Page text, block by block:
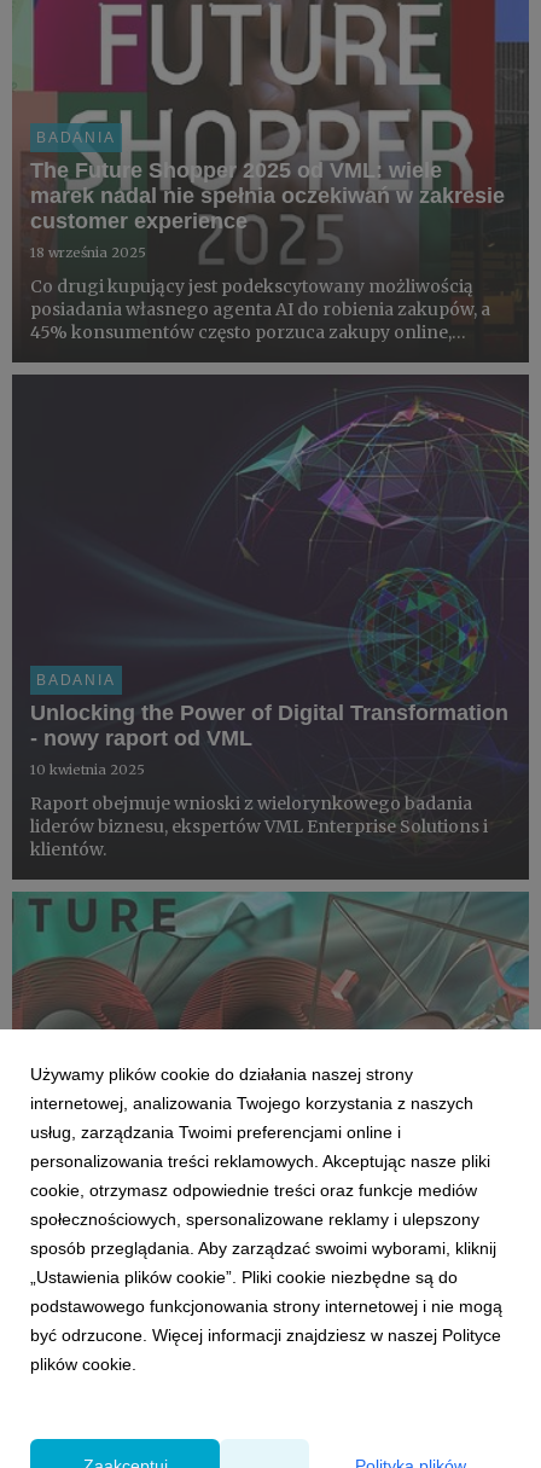
BADANIA
The Future Shopper 2025 od VML: wiele
marek nadal nie spełnia oczekiwań w zakresie
customer experience
18 września 2025
Co drugi kupujący jest podekscytowany możliwością
posiadania własnego agenta AI do robienia zakupów, a
45% konsumentów często porzuca zakupy online,
sprzedawców detalicznych nie spełniają ich oczekiwań.
BADANIA
Unlocking the Power of Digital Transformation
- nowy raport od VML
10 kwietnia 2025
Raport obejmuje wnioski z wielorynkowego badania
liderów biznesu, ekspertów VML Enterprise Solutions i
klientów.
BADANIA
VML przedstawia: raport "The Future 100"
22 stycznia 2025
Raport VML „The Future 100” przedstawia 100 trendów,
które wpłyną na biznes i kulturę w nadchodzących
latach.
Używamy plików cookie do działania naszej strony
internetowej, analizowania Twojego korzystania z naszych
usług, zarządzania Twoimi preferencjami online i
personalizowania treści reklamowych. Akceptując nasze pliki
cookie, otrzymasz odpowiednie treści oraz funkcje mediów
społecznościowych, spersonalizowane reklamy i ulepszony
sposób przeglądania. Aby zarządzać swoimi wyborami, kliknij
„Ustawienia plików cookie”. Pliki cookie niezbędne są do
podstawowego funkcjonowania strony internetowej i nie mogą
być odrzucone. Więcej informacji znajdziesz w naszej Polityce
plików cookie.